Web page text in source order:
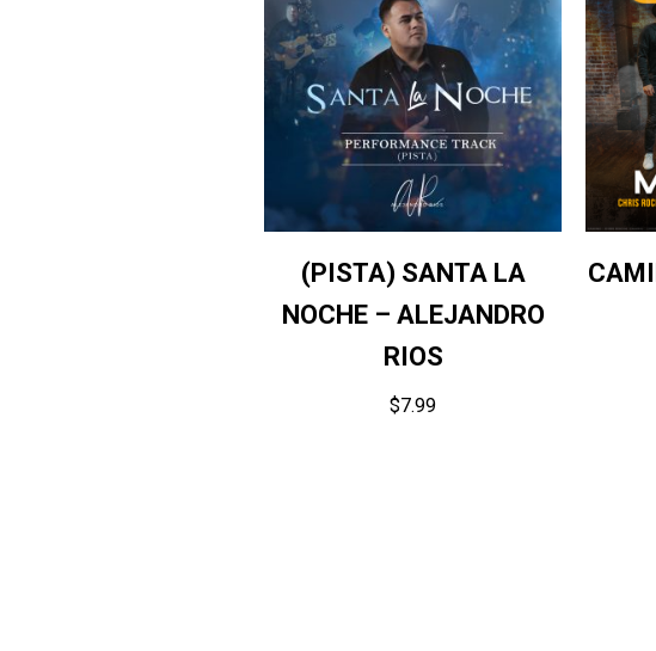
(PISTA) SANTA LA
NOCHE – ALEJANDRO
RIOS
$7.99